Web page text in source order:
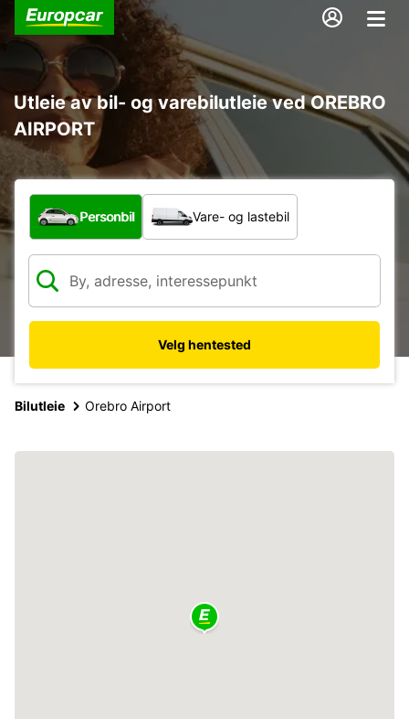
Utleie av bil- og varebilutleie ved OREBRO
AIRPORT
Hvilken type bil?
Personbil Vare- og lastebil
Velg hentested
Bilutleie Orebro Airport